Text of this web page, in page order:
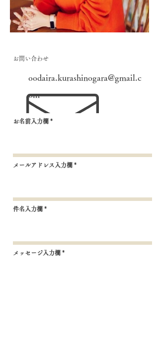
​お問い合わせ
oodaira.kurashinogara@gmail.c
om
お名前入力欄
メールアドレス入力欄
件名入力欄
メッセージ入力欄